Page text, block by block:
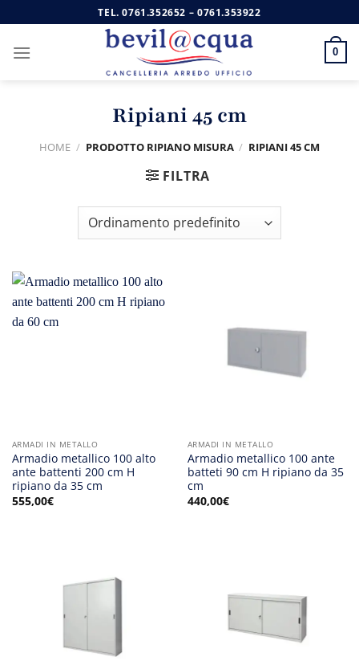
ai
contenuti
TEL.0761.352652 – 0761.353922
0
Ripiani 45 cm
HOME / PRODOTTO RIPIANO MISURA / RIPIANI 45 CM
FILTRA
ARMADI IN METALLO
Armadio metallico 100 alto
ante battenti 200 cm H
ripiano da 35 cm
555,00€
ARMADI IN METALLO
Armadio metallico 100 ante
batteti 90 cm H ripiano da 35
cm
440,00€